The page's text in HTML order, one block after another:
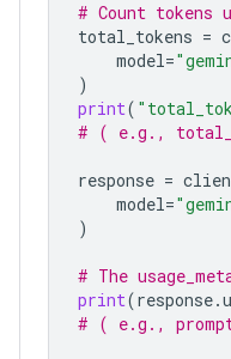
# Count tokens
total_tokens =
model=
)
print(
# ( e.g.,
response =
model=
)
# The
print(response.
# ( e.g.,